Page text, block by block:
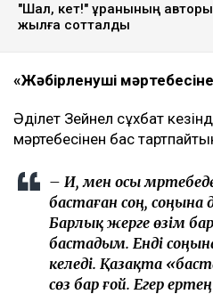
"Шал, кет!" ұранының
жылға сотталды
«Жәбірленуші
Әділет Зейнел сұхбат
мәртебесінен бас
– Иә, мен осы
бастаған соң, соңына
Барлық жерге өзім
бастадым. Енді
келеді. Қазақта
сөз бар ғой. Егер